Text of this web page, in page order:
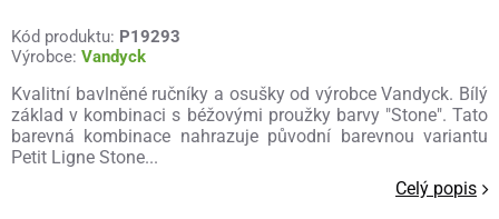
Kód produktu: P19293
Výrobce: Vandyck
Kvalitní bavlněné ručníky a osušky od výrobce Vandyck. Bílý
základ v kombinaci s béžovými proužky barvy "Stone". Tato
barevná kombinace nahrazuje původní barevnou variantu
Petit Ligne Stone...
Celý popis